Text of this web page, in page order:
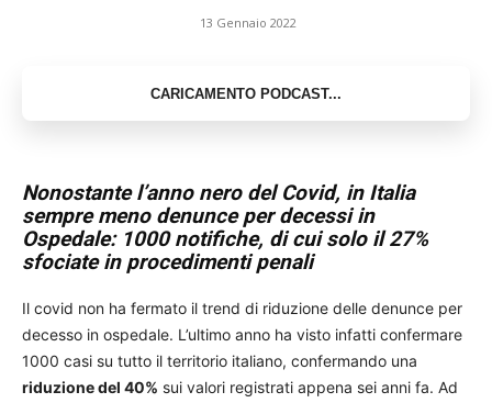
13 Gennaio 2022
Nonostante l’anno nero del Covid, in Italia
sempre meno denunce per decessi in
Ospedale: 1000 notifiche, di cui solo il 27%
sfociate in procedimenti penali
Il covid non ha fermato il trend di riduzione delle denunce per
decesso in ospedale. L’ultimo anno ha visto infatti confermare
1000 casi su tutto il territorio italiano, confermando una
riduzione del 40% sui valori registrati appena sei anni fa. Ad